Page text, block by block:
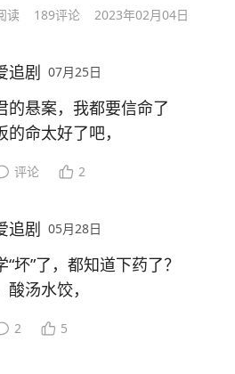
读 189评论 2023年02月04日
追剧 07月25日
的悬案，我都要信命了
命太好了吧，
，本来都应该离开了，结果，因
的好赶巧，所以还是要常怀敬畏
评论 2
追剧 05月28日
坏”了，都知道下药了？
汤水饺，
干大事，
2 5